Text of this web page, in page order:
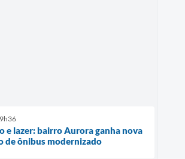
e lazer: bairro Aurora ganha nova
de ônibus modernizado